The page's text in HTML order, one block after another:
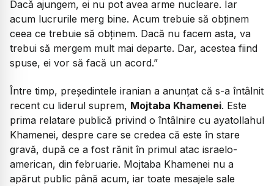
Dacă ajungem, ei nu pot avea arme nucleare. Iar
acum lucrurile merg bine. Acum trebuie să obținem
ceea ce trebuie să obținem. Dacă nu facem asta, va
trebui să mergem mult mai departe. Dar, acestea fiind
spuse, ei vor să facă un acord.”
Între timp, președintele iranian a anunțat că s-a întâlnit
recent cu liderul suprem, Mojtaba Khamenei. Este
prima relatare publică privind o întâlnire cu ayatollahul
Khamenei, despre care se credea că este în stare
gravă, după ce a fost rănit în primul atac israelo-
american, din februarie. Mojtaba Khamenei nu a
apărut public până acum, iar toate mesajele sale